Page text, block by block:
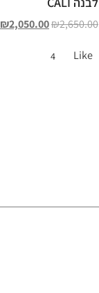
₪2,650.00
₪2,050.00
Like
4